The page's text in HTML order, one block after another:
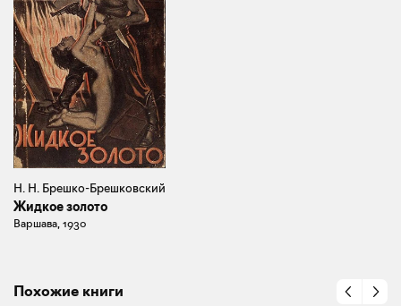
Н. Н. Брешко-Брешковский
Жидкое золото
Варшава, 1930
Похожие книги